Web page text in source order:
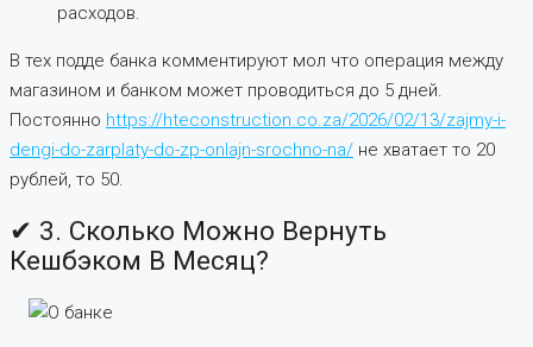
расходов.
В тех подде банка комментируют мол что операция между
магазином и банком может проводиться до 5 дней.
Постоянно https://hteconstruction.co.za/2026/02/13/zajmy-i-
dengi-do-zarplaty-do-zp-onlajn-srochno-na/ не хватает то 20
рублей, то 50.
✔ 3. Сколько Можно Вернуть
Кешбэком В Месяц?